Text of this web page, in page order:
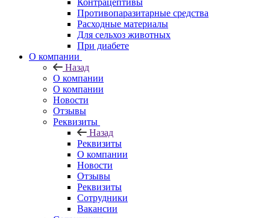
Контрацептивы
Противопаразитарные средства
Расходные материалы
Для сельхоз животных
При диабете
О компании
Назад
О компании
О компании
Новости
Отзывы
Реквизиты
Назад
Реквизиты
О компании
Новости
Отзывы
Реквизиты
Сотрудники
Вакансии